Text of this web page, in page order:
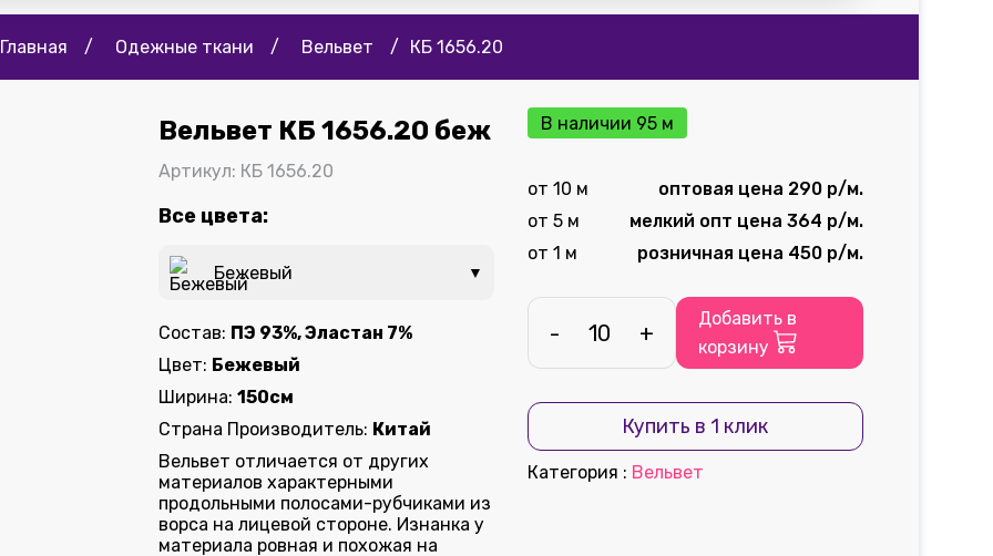
Главная / Одежные ткани / Вельвет / КБ 1656.20
Вельвет КБ 1656.20 беж
Артикул: КБ 1656.20
Все цвета:
Бежевый ▼
Состав: ПЭ 93%, Эластан 7%
Цвет: Бежевый
Ширина:150см
Страна Производитель: Китай
Вельвет отличается от других
материалов характерными
продольными полосами-рубчиками из
ворса на лицевой стороне. Изнанка у
материала ровная и похожая на
В наличии 95 м
от 10 м
оптовая цена 290 р/м.
от 5 м
мелкий опт цена 364 р/м.
от 1 м
розничная цена 450 р/м.
- +
Добавить в
корзину
Купить в 1 клик
Категория : Вельвет